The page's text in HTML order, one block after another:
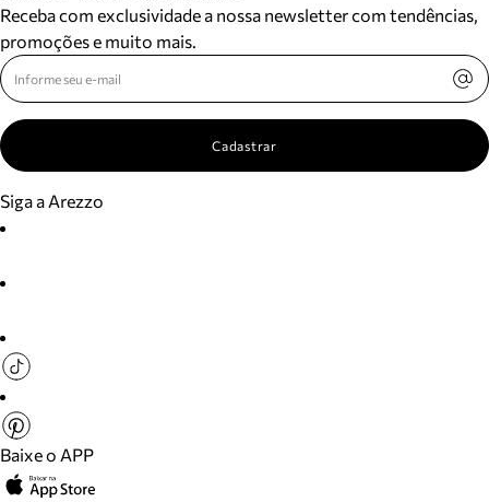
Receba com exclusividade a nossa newsletter com tendências,
promoções e muito mais.
Cadastrar
Siga a Arezzo
Baixe o APP